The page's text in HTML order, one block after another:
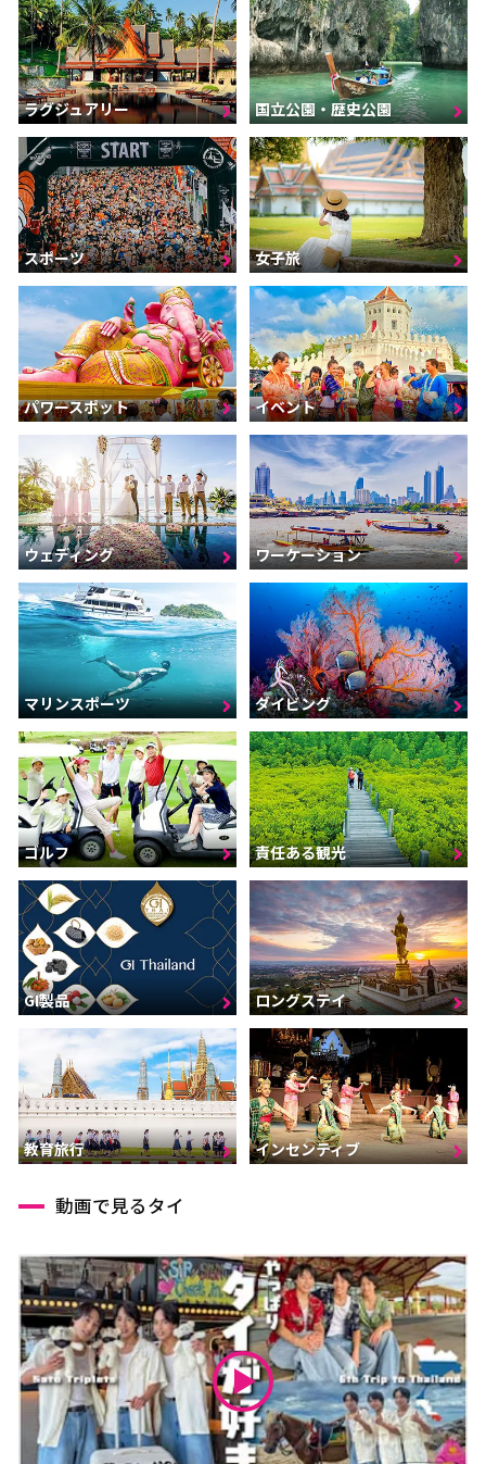
ラグジュアリー 国立公園・歴史公園
スポーツ 女子旅
パワースポット イベント
ウェディング ワーケーション
マリンスポーツ ダイビング
ゴルフ 責任ある観光
GI製品 ロングステイ
教育旅行 インセンティブ
動画で見るタイ